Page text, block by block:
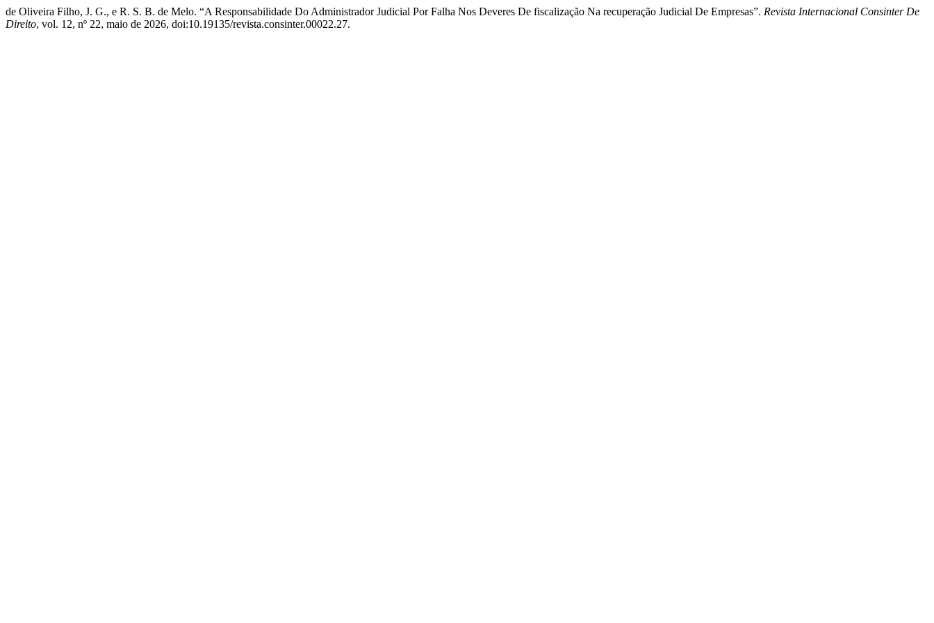
de Oliveira Filho, J. G., e R. S. B. de Melo. “A Responsabilidade Do Administrador Judicial Por Falha Nos Deveres De fiscalização Na recuperação Judicial De Empresas”. Revista Internacional Consinter De
Direito, vol. 12, nº 22, maio de 2026, doi:10.19135/revista.consinter.00022.27.